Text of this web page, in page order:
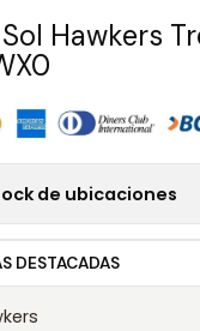
Hawkers
de ubicaciones
DESTACADAS